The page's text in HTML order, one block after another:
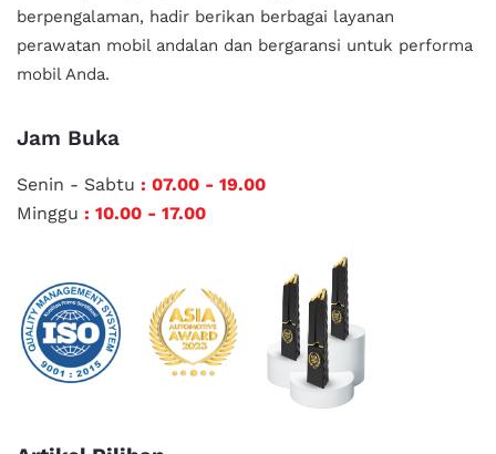
berpengalaman, hadir berikan berbagai layanan
perawatan mobil andalan dan bergaransi untuk performa
mobil Anda.
Jam Buka
Senin - Sabtu : 07.00 - 19.00
Minggu : 10.00 - 17.00